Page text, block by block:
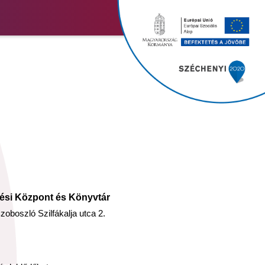
Központ és Könyvtár
Szilfákalja utca 2.